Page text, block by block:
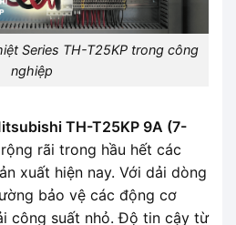
Series TH-T25KP trong công
nghiệp
TH-T25KP 9A (7-
rãi trong hầu hết các
xuất hiện nay. Với dải dòng
bảo vệ các động cơ
công suất nhỏ. Độ tin cậy từ